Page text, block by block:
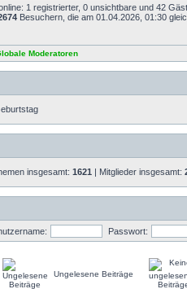
1 registrierter, 0 unsichtbare und 42
Besuchern, die am 01.04.2026, 01:30
Moderatoren
insgesamt: 1621 | Mitglieder insgesamt:
Passwort:
Ungelesene Beiträge